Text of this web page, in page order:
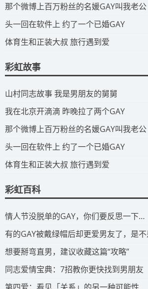
​那个微博上百万粉丝的名媛GAY叫我老公
​头一回在软件上 约了一个已婚GAY
​体育生和正装大叔 旅行遇到爱
彩虹故事
​山村同志故事 我是男朋友的舅舅
​我在北京开滴滴 昨晚拉了两个GAY
​那个微博上百万粉丝的名媛GAY叫我老公
​头一回在软件上 约了一个已婚GAY
​体育生和正装大叔 旅行遇到爱
彩虹百科
​情人节没脱单的GAY，你们要反思一下…
有的GAY被戴绿帽后却更爱男友了，是不
​想要掰弯直男，建议收藏这篇“攻略”
​同志爱情宝典：7招教你更快找到男朋友